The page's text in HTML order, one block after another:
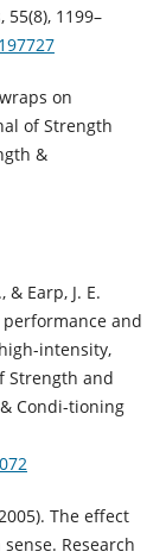
1199–
on
of Strength
&
Earp, J. E.
performance and
intensity,
Strength and
Condi-tioning
The effect
Research